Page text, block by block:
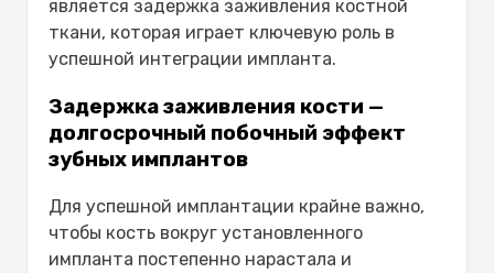
является задержка заживления костной
ткани, которая играет ключевую роль в
успешной интеграции импланта.
Задержка заживления кости —
долгосрочный побочный эффект
зубных имплантов
Для успешной имплантации крайне важно,
чтобы кость вокруг установленного
импланта постепенно нарастала и